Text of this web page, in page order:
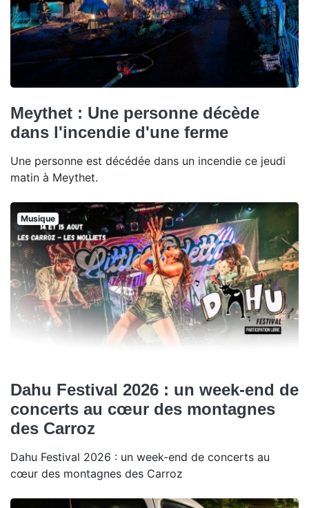
Meythet : Une personne décède
dans l'incendie d'une ferme
Une personne est décédée dans un incendie ce jeudi
matin à Meythet.
Musique
Dahu Festival 2026 : un week-end de
concerts au cœur des montagnes
des Carroz
Dahu Festival 2026 : un week-end de concerts au
cœur des montagnes des Carroz